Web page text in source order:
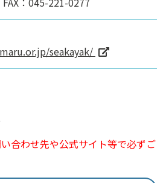
seakayak/
合わせ先や公式サイト等で必ずご